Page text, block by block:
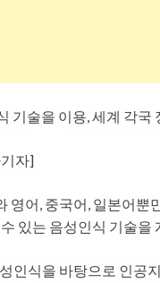
기술을 이용, 세계 각
자]
영어, 중국어, 일본어뿐
있는 음성인식 기술을
인식을 바탕으로 인공